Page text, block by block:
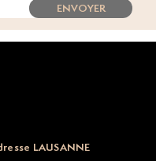
ENVOYER
LAUSANNE